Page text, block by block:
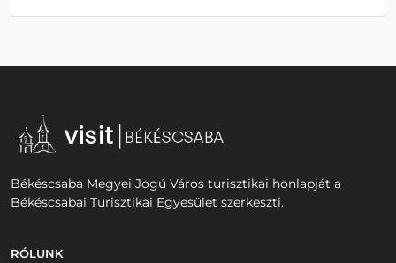
Békéscsaba Megyei Jogú Város turisztikai honlapját a
Békéscsabai Turisztikai Egyesület szerkeszti.
RÓLUNK